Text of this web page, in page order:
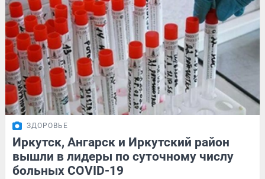
ЗДОРОВЬЕ
Иркутск, Ангарск и Иркутский район
вышли в лидеры по суточному числу
больных COVID-19